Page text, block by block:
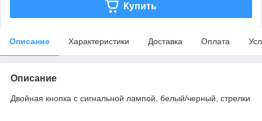
Купить
Описание Характеристики Доставка Оплата
Описание
Двойная кнопка с сигнальной лампой, белый/черный, стрелки